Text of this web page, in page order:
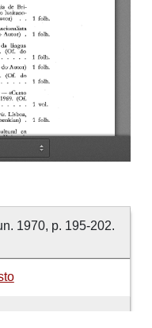
1970, p. 195-202.